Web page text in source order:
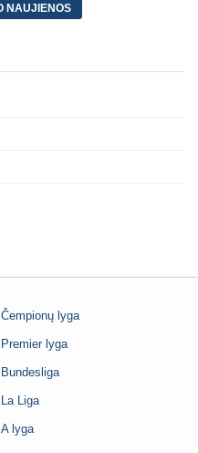
NAUJIENOS
Čempionų lyga
Premier lyga
Bundesliga
La Liga
A lyga